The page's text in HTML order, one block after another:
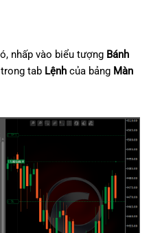
nhấp vào biểu tượng Bánh
tab Lệnh của bảng Màn